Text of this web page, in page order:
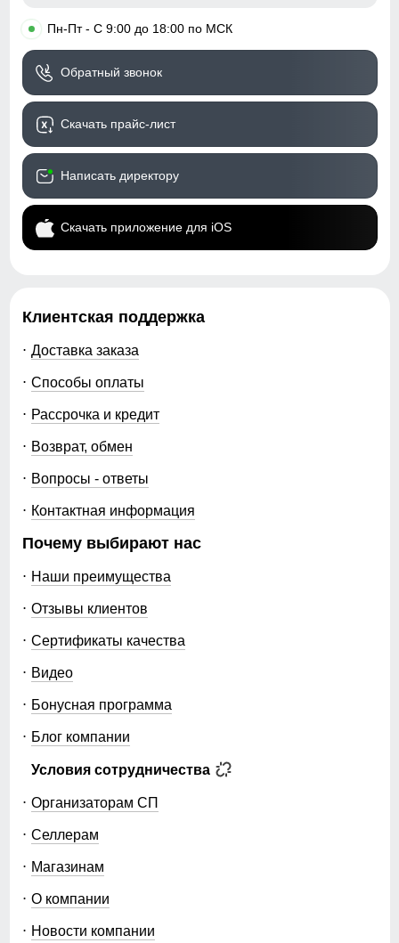
• Пн-Пт - С 9:00 до 18:00 по МСК
Обратный звонок
Скачать прайс-лист
Написать директору
Скачать приложение для iOS
Клиентская поддержка
Доставка заказа
Способы оплаты
Рассрочка и кредит
Возврат, обмен
Вопросы - ответы
Контактная информация
Почему выбирают нас
Наши преимущества
Отзывы клиентов
Сертификаты качества
Видео
Бонусная программа
Блог компании
Условия сотрудничества
Организаторам СП
Селлерам
Магазинам
О компании
Новости компании